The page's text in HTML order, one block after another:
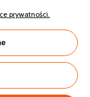
zł
prywatności.